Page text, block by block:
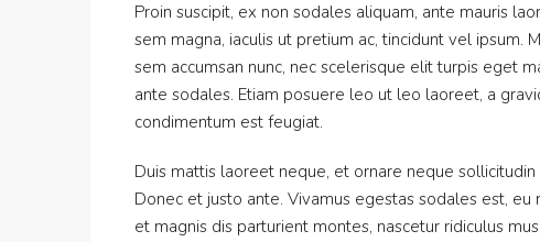
Proin suscipit, ex non sodales aliquam, ante mauris
sem magna, iaculis ut pretium ac, tincidunt vel
sem accumsan nunc, nec scelerisque elit turpis eget
ante sodales. Etiam posuere leo ut leo laoreet, a
condimentum est feugiat.
Duis mattis laoreet neque, et ornare neque
Donec et justo ante. Vivamus egestas sodales est,
et magnis dis parturient montes, nascetur ridiculus